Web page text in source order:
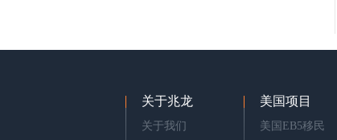
关于兆龙
关于我们
美国项目
美国EB5移民